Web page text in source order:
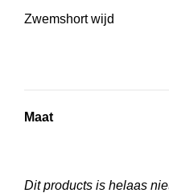
Zwemshort wijd
Maat
Dit products is helaas